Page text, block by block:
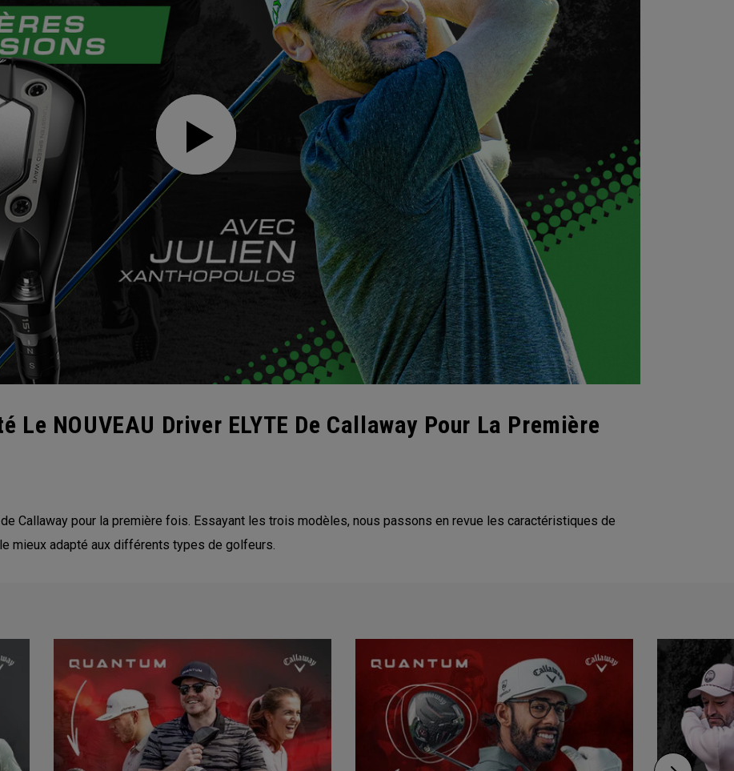
Le NOUVEAU Driver ELYTE De Callaway Pour La Première
de Callaway pour la première fois. Essayant les trois modèles, nous passons en revue les caractéristiques de
mieux adapté aux différents types de golfeurs.